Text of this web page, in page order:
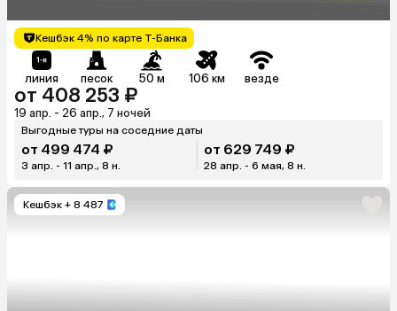
Кешбэк 4% по карте Т-Банка
линия песок 50 м 106 км везде
от 408 253 ₽
19 апр. - 26 апр., 7 ночей
Выгодные туры на соседние даты
от 499 474 ₽
3 апр. - 11 апр., 8 н.
от 629 749 ₽
28 апр. - 6 мая, 8 н.
Кешбэк + 8 487